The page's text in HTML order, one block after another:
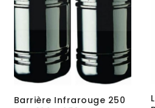
Barrière Infrarouge 250